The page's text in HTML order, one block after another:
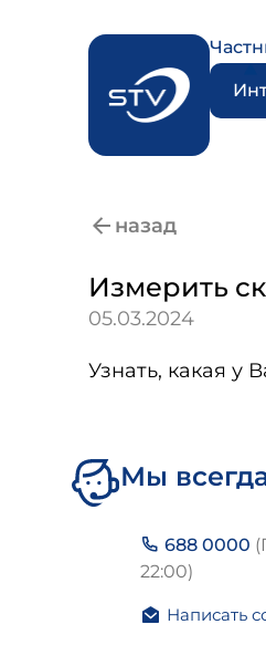
назад
Измерить
05.03.2024
Узнать, какая у
Мы
688 0000
22:00)
Написать